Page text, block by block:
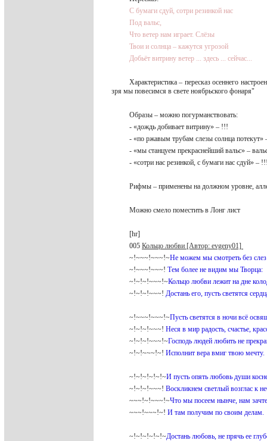
С бумаги сдуй, сотри резинкой нас
Под вальс,
Что ветер нам играет. Слёзы
Твои и солнца – кажутся угрозой
Добьёт витрину ветер ... здесь ... сейчас...
Характеристика – пересказ осеннего
зря мы повесимся в свете ноябрьского фонаря"
Образы – можно погурманствовать:
- «дождь добивает витрину» – !!!
- «по ржавым трубам слезы солнца
- «мы станцуем прекраснейший вальс» –
- «сотри нас резинкой, с бумаги нас сдуй» –
Рифмы – применены на должном уровне,
Можно смело поместить в Лонг лист
[hr]
005 Кольцо любви [Автор: evgeny01]
~!~~~!~~~!~Не можем мы смотреть без слез
~!~~~!~~~! Тем более не видим мы Творца:
~!~!~!~~~!~Кольцо любви лежит на дне
~!~!~!~~~! Достань его, пусть светятся
~!~~~!~~~!~Пусть светятся в ночи всё
~!~!~!~~~! Неся в мир радость, счастье,
~!~!~!~~~!~Господь людей любить не
~!~!~~~!~! Исполнит вера вмиг твою мечту.
~!~!~!~!~!~И пусть опять любовь души
~!~!~!~~~! Воскликнем светлый возглас к
~~~!~!~~~!~Что мы посеем нынче, нам
~~~!~~~!~! И там получим по своим делам.
~!~!~!~!~!~Достань любовь, не прячь ее